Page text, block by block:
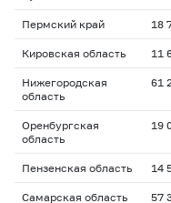
Пермский край 18
Кировская область 11
Нижегородская
область
61
Оренбургская
область
19
Пензенская область 14
Самарская область 57